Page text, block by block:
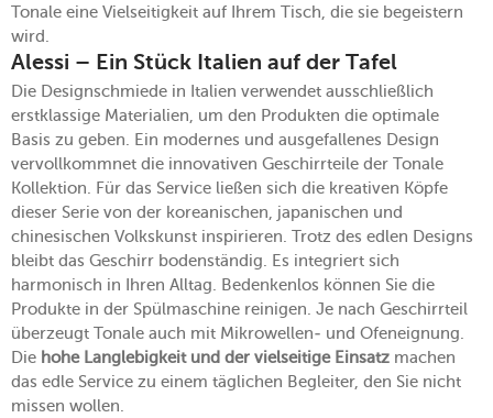
Tonale eine Vielseitigkeit auf Ihrem Tisch, die sie begeistern
wird.
Alessi – Ein Stück Italien auf der Tafel
Die Designschmiede in Italien verwendet ausschließlich
erstklassige Materialien, um den Produkten die optimale
Basis zu geben. Ein modernes und ausgefallenes Design
vervollkommnet die innovativen Geschirrteile der Tonale
Kollektion. Für das Service ließen sich die kreativen Köpfe
dieser Serie von der koreanischen, japanischen und
chinesischen Volkskunst inspirieren. Trotz des edlen Designs
bleibt das Geschirr bodenständig. Es integriert sich
harmonisch in Ihren Alltag. Bedenkenlos können Sie die
Produkte in der Spülmaschine reinigen. Je nach Geschirrteil
überzeugt Tonale auch mit Mikrowellen- und Ofeneignung.
Die hohe Langlebigkeit und der vielseitige Einsatz machen
das edle Service zu einem täglichen Begleiter, den Sie nicht
missen wollen.